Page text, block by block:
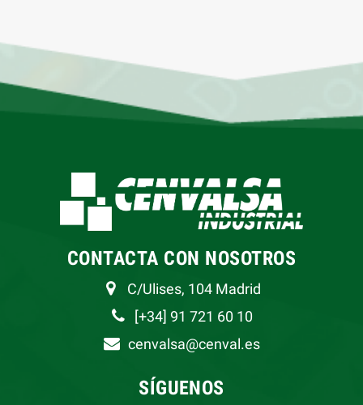
CONTACTA CON NOSOTROS
C/Ulises, 104 Madrid
[+34] 91 721 60 10
cenvalsa@cenval.es
SÍGUENOS